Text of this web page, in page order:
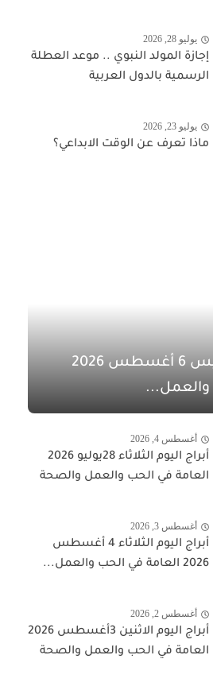
يوليو 28, 2026
إجازة المولد النبوي .. موعد العطلة
الرسمية بالدول العربية
يوليو 23, 2026
ماذا تعرف عن الوقت الابداعي؟
أبراج اليوم الخميس 6 أغسطس 2026
والعمل...
أغسطس 4, 2026
أبراج اليوم الثلاثاء 28يوليو 2026
العامة في الحب والعمل والصحة
أغسطس 3, 2026
أبراج اليوم الثلاثاء 4 أغسطس
2026 العامة في الحب والعمل...
أغسطس 2, 2026
أبراج اليوم الاثنين 3أغسطس 2026
العامة في الحب والعمل والصحة